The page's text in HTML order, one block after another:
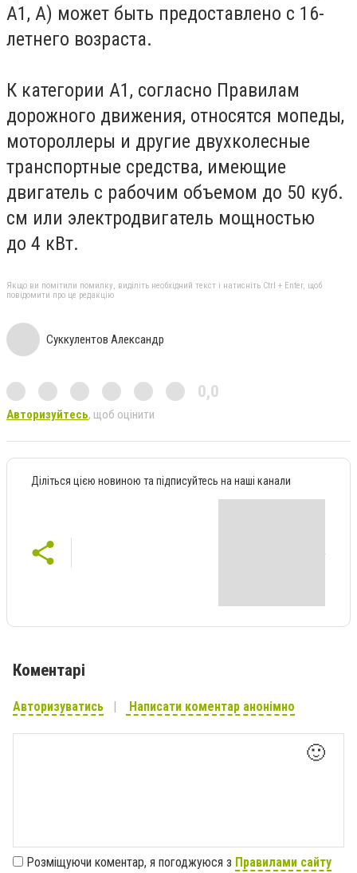
А1, А) может быть предоставлено с 16-
летнего возраста.
К категории А1, согласно Правилам
дорожного движения, относятся мопеды,
мотороллеры и другие двухколесные
транспортные средства, имеющие
двигатель с рабочим объемом до 50 куб.
см или электродвигатель мощностью
до 4 кВт.
Якщо ви помітили помилку, виділіть необхідний текст і натисніть Ctrl + Enter, щоб
повідомити про це редакцію
Суккулентов Александр
0,0
Авторизуйтесь, щоб оцінити
Діліться цією новиною та підписуйтесь на наші канали
Коментарі
Авторизуватись Написати коментар анонімно
🙂
Розміщуючи коментар, я погоджуюся з Правилами сайту